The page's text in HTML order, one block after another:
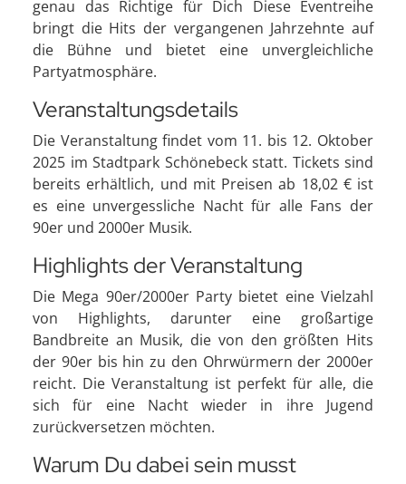
genau das Richtige für Dich Diese Eventreihe
bringt die Hits der vergangenen Jahrzehnte auf
die Bühne und bietet eine unvergleichliche
Partyatmosphäre.
Veranstaltungsdetails
Die Veranstaltung findet vom 11. bis 12. Oktober
2025 im Stadtpark Schönebeck statt. Tickets sind
bereits erhältlich, und mit Preisen ab 18,02 € ist
es eine unvergessliche Nacht für alle Fans der
90er und 2000er Musik.
Highlights der Veranstaltung
Die Mega 90er/2000er Party bietet eine Vielzahl
von Highlights, darunter eine großartige
Bandbreite an Musik, die von den größten Hits
der 90er bis hin zu den Ohrwürmern der 2000er
reicht. Die Veranstaltung ist perfekt für alle, die
sich für eine Nacht wieder in ihre Jugend
zurückversetzen möchten.
Warum Du dabei sein musst